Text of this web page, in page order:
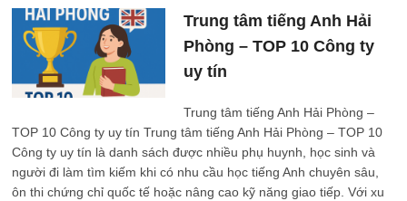
Phòng
–
TOP
10
Công
ty
tín
Trung tâm tiếng Anh Hải
Phòng – TOP 10 Công ty
uy tín
Trung tâm tiếng Anh Hải Phòng –
TOP 10 Công ty uy tín Trung tâm tiếng Anh Hải Phòng – TOP 10
Công ty uy tín là danh sách được nhiều phụ huynh, học sinh và
người đi làm tìm kiếm khi có nhu cầu học tiếng Anh chuyên sâu,
ôn thi chứng chỉ quốc tế hoặc nâng cao kỹ năng giao tiếp. Với xu